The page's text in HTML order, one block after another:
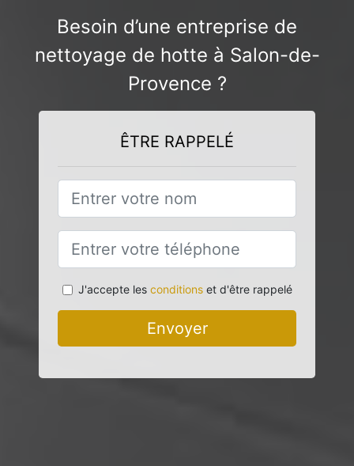
Besoin d’une entreprise de
nettoyage de hotte à Salon-de-
Provence ?
ÊTRE RAPPELÉ
J'accepte les conditionset d'être rappelé
Envoyer